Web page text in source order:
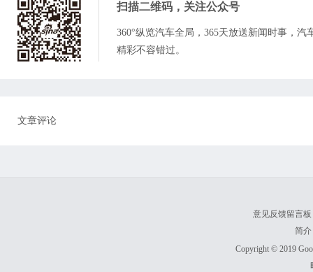
扫描二维码，关注公众号
360°纵览汽车全局，365天放送新闻时事，汽
精彩不容错过。
文章评论
意见反馈留言板
简介
Copyright © 2019